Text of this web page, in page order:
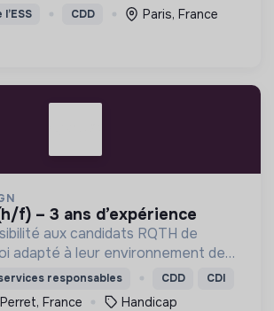
mêmes et puissent réaliser leurs
CDD Paris, France
f) – 3 ans d’expérience
aux candidats RQTH de
adapté à leur environnement de
responsables CDD CDI
France Handicap